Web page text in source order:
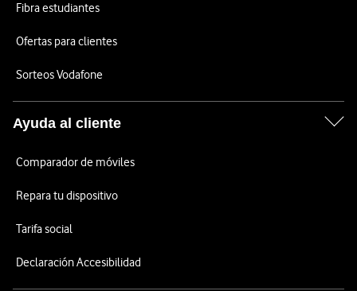
Fibra estudiantes
Ofertas para clientes
Sorteos Vodafone
Ayuda al cliente
Comparador de móviles
Repara tu dispositivo
Tarifa social
Declaración Accesibilidad